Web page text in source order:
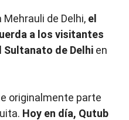
de Delhi, el
a los visitantes
de Delhi en
originalmente parte
Hoy en día, Qutub